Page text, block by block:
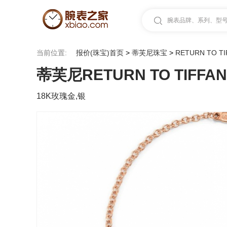
腕表品牌、系列、型
当前位置: 报价(珠宝)首页 > 蒂芙尼珠宝 > RETURN TO
蒂芙尼RETURN TO
18K玫瑰金,银